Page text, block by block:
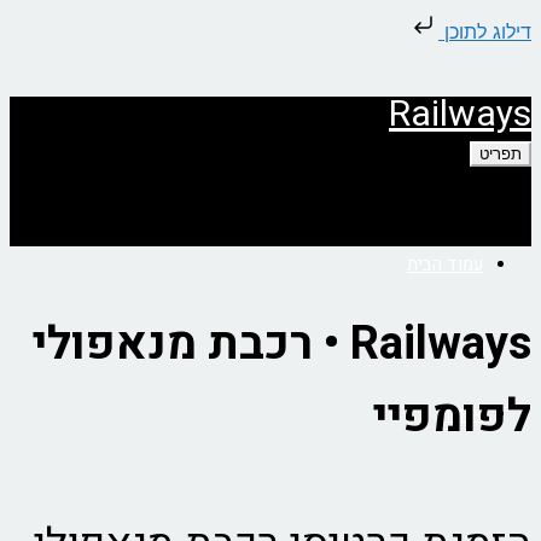
דילוג לתוכן
Railways
תפריט
אודות
Railways • רכבת מנאפולי
לפומפיי